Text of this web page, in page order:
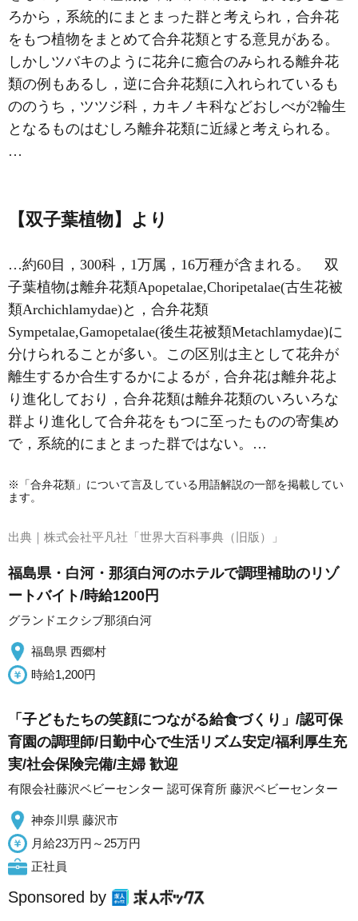
ろから，系統的にまとまった群と考えられ，合弁花
をもつ植物をまとめて合弁花類とする意見がある。
しかしツバキのように花弁に癒合のみられる離弁花
類の例もあるし，逆に合弁花類に入れられているも
ののうち，ツツジ科，カキノキ科などおしべが2輪生
となるものはむしろ離弁花類に近縁と考えられる。
…
【双子葉植物】より
…約60目，300科，1万属，16万種が含まれる。 双
子葉植物は離弁花類Apopetalae,Choripetalae(古生花被
類Archichlamydae)と，合弁花類
Sympetalae,Gamopetalae(後生花被類Metachlamydae)に
分けられることが多い。この区別は主として花弁が
離生するか合生するかによるが， 合弁花は離弁花よ
り進化しており，合弁花類は離弁花類のいろいろな
群より進化して合弁花をもつに至ったものの寄集め
で，系統的にまとまった群ではない。…
※「合弁花類」について言及している用語解説の一部を掲載してい
ます。
出典｜ 株式会社平凡社「世界大百科事典（旧版）」
福島県・白河・那須白河のホテルで調理補助のリゾ
ートバイト/時給1200円
グランドエクシブ那須白河
福島県 西郷村
時給1,200円
「子どもたちの笑顔につながる給食づくり」/認可保
育園の調理師/日勤中心で生活リズム安定/福利厚生充
実/社会保険完備/主婦 歓迎
有限会社藤沢ベビーセンター 認可保育所 藤沢ベビーセンター
神奈川県 藤沢市
月給23万円～25万円
正社員
Sponsored by